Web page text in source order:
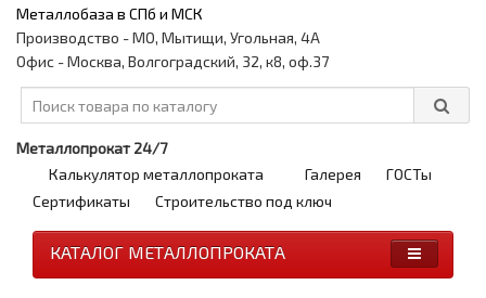
Металлобаза в СПб и МСК
Производство - МО, Мытищи, Угольная, 4А
Офис - Москва, Волгоградский, 32, к8, оф.37
Металлопрокат 24/7
Калькулятор металлопроката
Галерея
ГОСТы
Сертификаты
Строительство под ключ
КАТАЛОГ МЕТАЛЛОПРОКАТА